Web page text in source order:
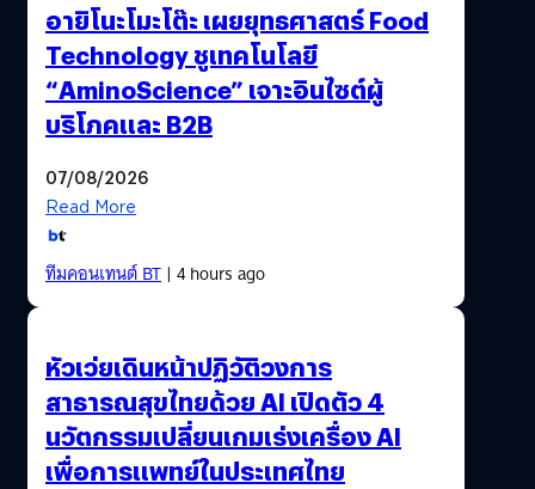
อายิโนะโมะโต๊ะ เผยยุทธศาสตร์ Food
Technology ชูเทคโนโลยี
“AminoScience” เจาะอินไซต์ผู้
บริโภคและ B2B
07/08/2026
Read More
ทีมคอนเทนต์ BT| 4 hours ago
หัวเว่ยเดินหน้าปฏิวัติวงการ
สาธารณสุขไทยด้วย AI เปิดตัว 4
นวัตกรรมเปลี่ยนเกมเร่งเครื่อง AI
เพื่อการแพทย์ในประเทศไทย